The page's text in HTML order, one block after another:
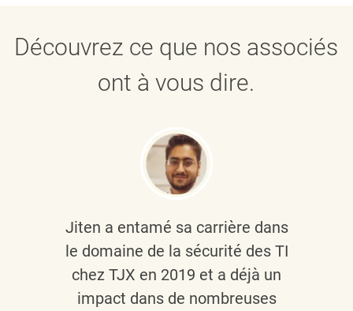
Découvrez ce que nos associés
ont à vous dire.
Jiten a entamé sa carrière dans
le domaine de la sécurité des TI
chez TJX en 2019 et a déjà un
impact dans de nombreuses